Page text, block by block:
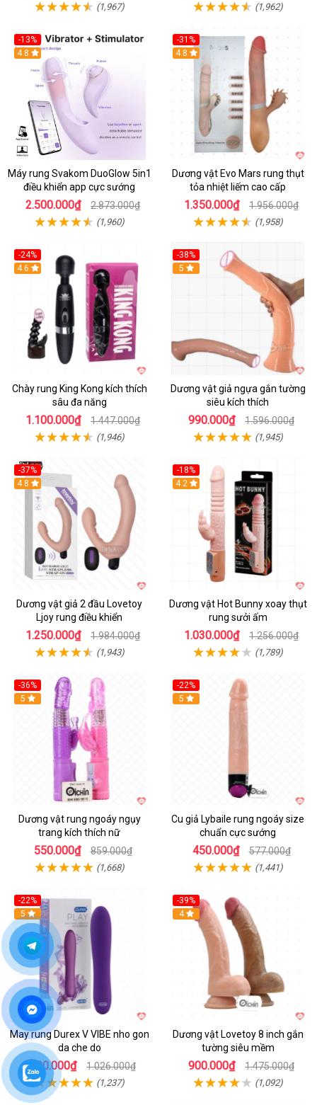
(1,967) (1,962)
-13%
4.8
Máy rung Svakom DuoGlow 5in1
điều khiển app cực sướng
2.500.000₫ 2.873.000₫
(1,960)
-31%
4.8
Dương vật Evo Mars rung thụt
tỏa nhiệt liếm cao cấp
1.350.000₫ 1.956.000₫
(1,958)
-24%
4.6
Chày rung King Kong kích thích
sâu đa năng
1.100.000₫ 1.447.000₫
(1,946)
-38%
Hot
5
Dương vật giả ngựa gắn tường
siêu kích thích
990.000₫ 1.596.000₫
(1,945)
-37%
Hot
4.8
Dương vật giả 2 đầu Lovetoy
Ljoy rung điều khiển
1.250.000₫ 1.984.000₫
(1,943)
-18%
Hot
4.2
Dương vật Hot Bunny xoay thụt
rung sưởi ấm
1.030.000₫ 1.256.000₫
(1,789)
-36%
Hot
5
Dương vật rung ngoáy ngụy
trang kích thích nữ
550.000₫ 859.000₫
(1,668)
-22%
Hot
5
Cu giả Lybaile rung ngoáy size
chuẩn cực sướng
450.000₫ 577.000₫
(1,441)
-22%
Hot
5
May rung Durex V VIBE nho gon
da che do
800.000₫ 1.026.000₫
(1,237)
-39%
Hot
4
Dương vật Lovetoy 8 inch gắn
tường siêu mềm
900.000₫ 1.475.000₫
(1,092)